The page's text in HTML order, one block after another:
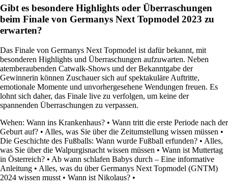
Gibt es besondere Highlights oder Überraschungen
beim Finale von Germanys Next Topmodel 2023 zu
erwarten?
Das Finale von Germanys Next Topmodel ist dafür bekannt, mit
besonderen Highlights und Überraschungen aufzuwarten. Neben
atemberaubenden Catwalk-Shows und der Bekanntgabe der
Gewinnerin können Zuschauer sich auf spektakuläre Auftritte,
emotionale Momente und unvorhergesehene Wendungen freuen. Es
lohnt sich daher, das Finale live zu verfolgen, um keine der
spannenden Überraschungen zu verpassen.
Wehen: Wann ins Krankenhaus? • Wann tritt die erste Periode nach der
Geburt auf? • Alles, was Sie über die Zeitumstellung wissen müssen •
Die Geschichte des Fußballs: Wann wurde Fußball erfunden? • Alles,
was Sie über die Walpurgisnacht wissen müssen • Wann ist Muttertag
in Österreich? • Ab wann schlafen Babys durch – Eine informative
Anleitung • Alles, was du über Germanys Next Topmodel (GNTM)
2024 wissen musst • Wann ist Nikolaus? •